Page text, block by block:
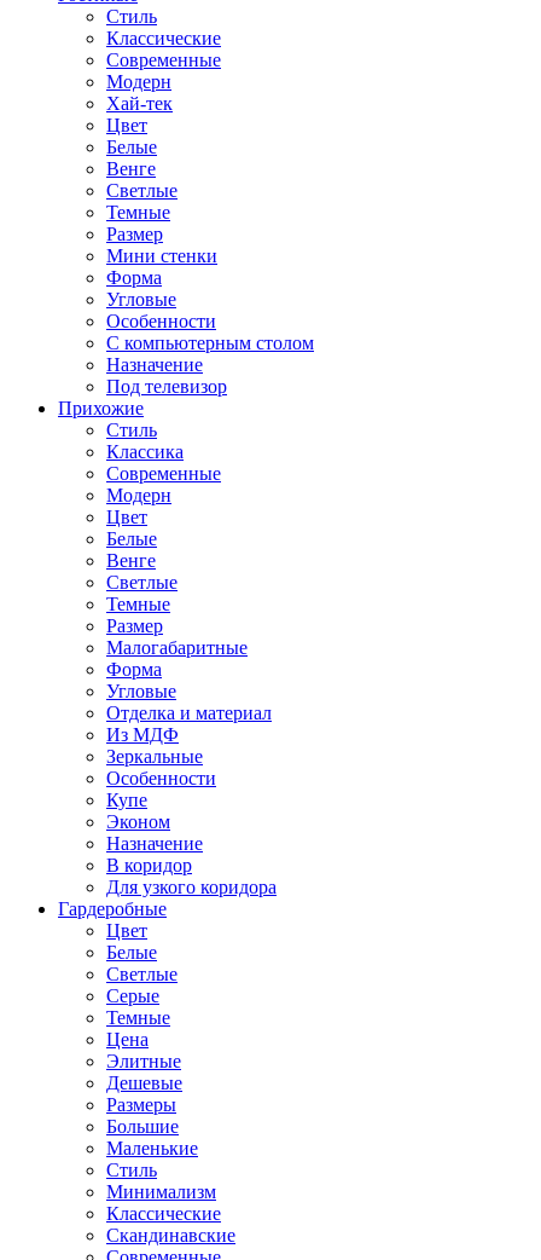
Стиль
Классические
Современные
Модерн
Хай-тек
Цвет
Белые
Венге
Светлые
Темные
Размер
Мини стенки
Форма
Угловые
Особенности
С компьютерным столом
Назначение
Под телевизор
Прихожие
Стиль
Классика
Современные
Модерн
Цвет
Белые
Венге
Светлые
Темные
Размер
Малогабаритные
Форма
Угловые
Отделка и материал
Из МДФ
Зеркальные
Особенности
Купе
Эконом
Назначение
В коридор
Для узкого коридора
Гардеробные
Цвет
Белые
Светлые
Серые
Темные
Цена
Элитные
Дешевые
Размеры
Большие
Маленькие
Стиль
Минимализм
Классические
Скандинавские